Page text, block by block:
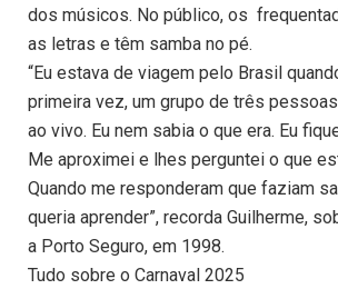
dos músicos. No público, os
as letras e têm samba no pé.
“Eu estava de viagem pelo Brasil
primeira vez, um grupo de três
ao vivo. Eu nem sabia o que era. Eu
Me aproximei e lhes perguntei o que
Quando me responderam que faziam
queria aprender”, recorda Guilherme,
a Porto Seguro, em 1998.
Tudo sobre o Carnaval 2025